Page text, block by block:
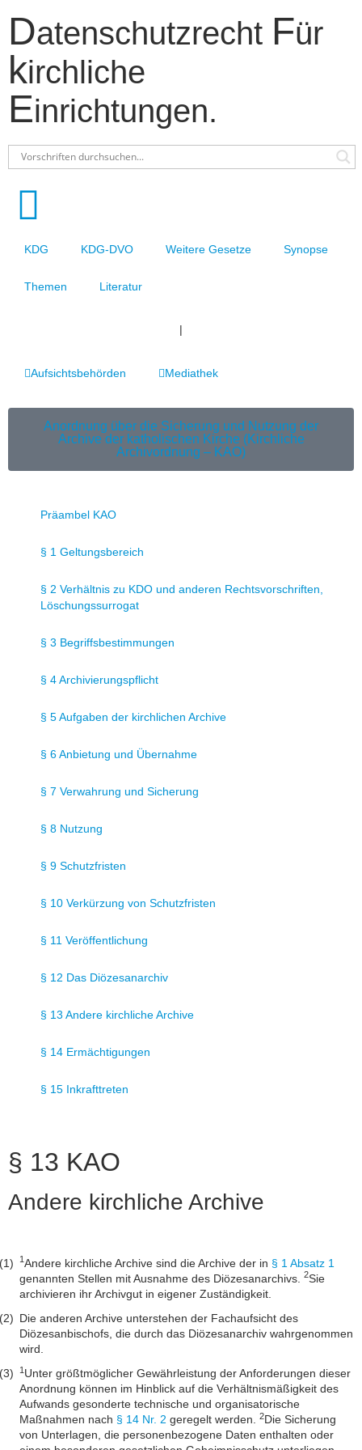
Datenschutzrecht Für
kirchliche
Einrichtungen.
KDG KDG-DVO Weitere Gesetze Synopse
Themen Literatur
|
Aufsichtsbehörden Mediathek
Anordnung über die Sicherung und Nutzung der
Archive der katholischen Kirche (Kirchliche
Archivordnung – KAO)
Präambel KAO
§ 1 Geltungsbereich
§ 2 Verhältnis zu KDO und anderen Rechtsvorschriften,
Löschungssurrogat
§ 3 Begriffsbestimmungen
§ 4 Archivierungspflicht
§ 5 Aufgaben der kirchlichen Archive
§ 6 Anbietung und Übernahme
§ 7 Verwahrung und Sicherung
§ 8 Nutzung
§ 9 Schutzfristen
§ 10 Verkürzung von Schutzfristen
§ 11 Veröffentlichung
§ 12 Das Diözesanarchiv
§ 13 Andere kirchliche Archive
§ 14 Ermächtigungen
§ 15 Inkrafttreten
§ 13 KAO
Andere kirchliche Archive
1 Andere kirchliche Archive sind die Archive der in § 1 Absatz 1
genannten Stellen mit Ausnahme des Diözesanarchivs.
2Sie
archivieren ihr Archivgut in eigener Zuständigkeit.
Die anderen Archive unterstehen der Fachaufsicht des
Diözesanbischofs, die durch das Diözesanarchiv wahrgenommen
wird.
1 Unter größtmöglicher Gewährleistung der Anforderungen dieser
Anordnung können im Hinblick auf die Verhältnismäßigkeit des
Aufwands gesonderte technische und organisatorische
Maßnahmen nach § 14 Nr. 2 geregelt werden. 2Die Sicherung
von Unterlagen, die personenbezogene Daten enthalten oder